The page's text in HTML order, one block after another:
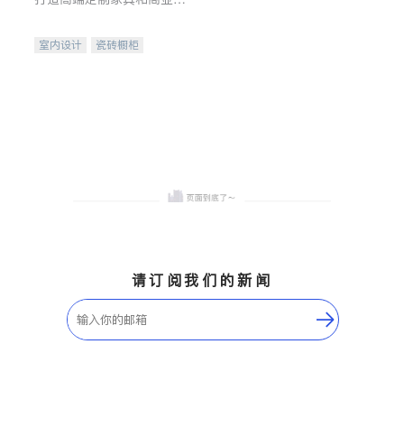
室内设计
瓷砖橱柜
请订阅我们的新闻